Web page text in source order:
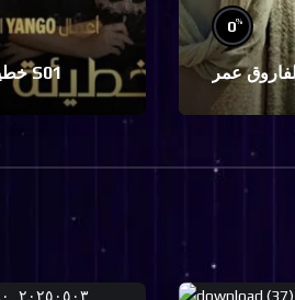
خطيئة أخيرة S01
0%